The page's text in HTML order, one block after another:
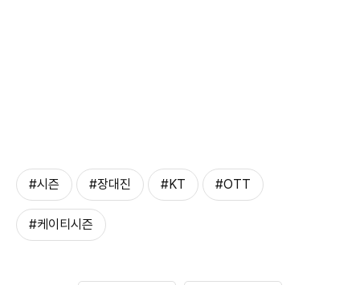
#시즌 #장대진 #KT #OTT
#케이티시즌